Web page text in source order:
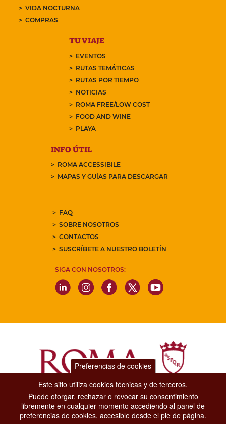
VIDA NOCTURNA
COMPRAS
TU VIAJE
EVENTOS
RUTAS TEMÁTICAS
RUTAS POR TIEMPO
NOTICIAS
ROMA FREE/LOW COST
FOOD AND WINE
PLAYA
INFO ÚTIL
ROMA ACCESSIBILE
MAPAS Y GUÍAS PARA DESCARGAR
FAQ
SOBRE NOSOTROS
CONTACTOS
SUSCRÍBETE A NUESTRO BOLETÍN
SIGA CON NOSOTROS:
Dipartimento Grandi Eventi, Sport, Turismo e Moda.
Via di San Basilio, 51
00187 Roma
Preferencias de cookies
Este sitio utiliza cookies técnicas y de terceros.
Puede otorgar, rechazar o revocar su consentimiento
libremente en cualquier momento accediendo al panel de
preferencias de cookies, accesible desde el pie de página.